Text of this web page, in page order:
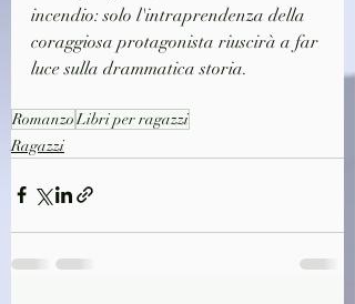
incendio: solo l'intraprendenza della
coraggiosa protagonista riuscirà a far
luce sulla drammatica storia.
RomanzoLibri per ragazzi
Ragazzi